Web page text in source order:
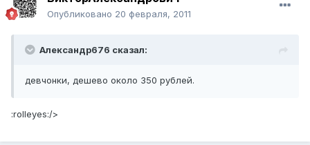
Опубликовано 20 февраля, 2011
Александр676 сказал:
девчонки, дешево около 350 рублей.
:rolleyes:/>